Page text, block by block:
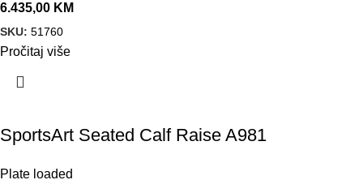
6.435,00 KM
SKU: 51760
Pročitaj više
SportsArt Seated Calf Raise A981
Plate loaded